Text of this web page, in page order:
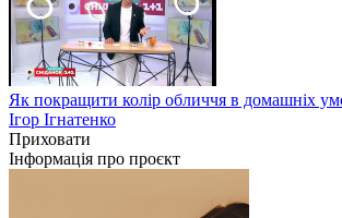
Як покращити колір обличчя в домашніх
Ігор Ігнатенко
Приховати
Інформація про проєкт